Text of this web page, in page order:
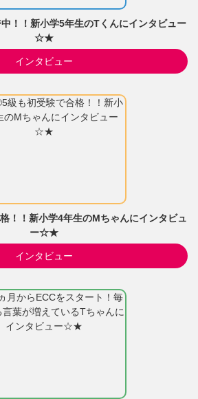
！！新小学5年生のTくんにインタビュー
☆★
インタビュー
！！新小学4年生のMちゃんにインタビュ
ー☆★
インタビュー